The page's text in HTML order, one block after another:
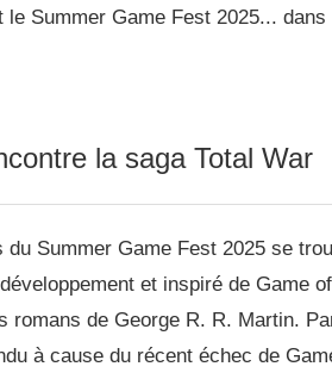
Summer Game Fest 2025... dans
la saga Total War
Summer Game Fest 2025 se
et inspiré de Game of
romans de George R. R. Martin.
à cause du récent échec de